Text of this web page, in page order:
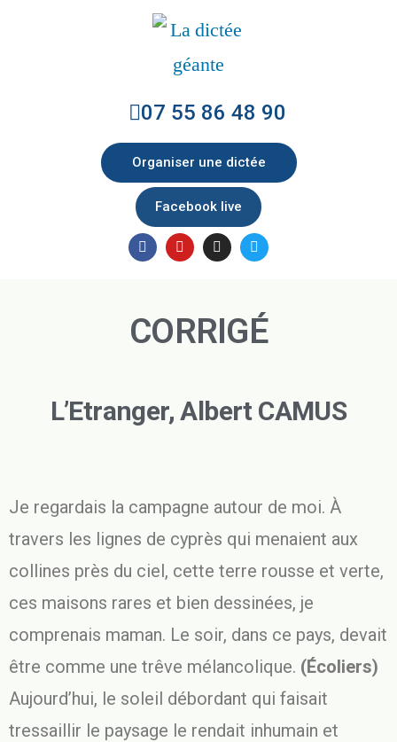
07 55 86 48 90
Organiser une dictée
Facebook live
CORRIGÉ
L’Etranger, Albert CAMUS
Je regardais la campagne autour de moi. À
travers les lignes de cyprès qui menaient aux
collines près du ciel, cette terre rousse et verte,
ces maisons rares et bien dessinées, je
comprenais maman. Le soir, dans ce pays, devait
être comme une trêve mélancolique. (Écoliers)
Aujourd’hui, le soleil débordant qui faisait
tressaillir le paysage le rendait inhumain et